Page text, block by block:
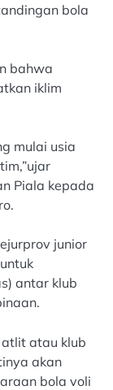
bola
bahwa
iklim
mulai usia
Piala kepada
junior
antar klub
atau klub
akan
bola voli